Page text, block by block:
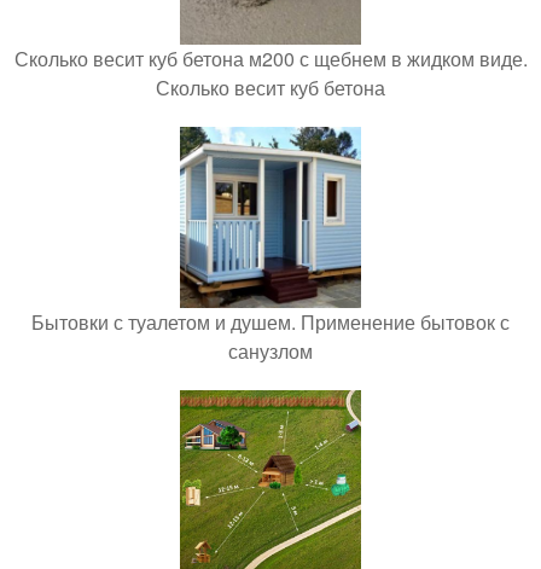
Сколько весит куб бетона м200 с щебнем в жидком виде.
Сколько весит куб бетона
Бытовки с туалетом и душем. Применение бытовок с
санузлом